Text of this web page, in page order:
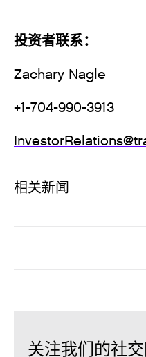
投资者联系：
Zachary Nagle
+1-704-990-3913
相关新闻
关注我们的社